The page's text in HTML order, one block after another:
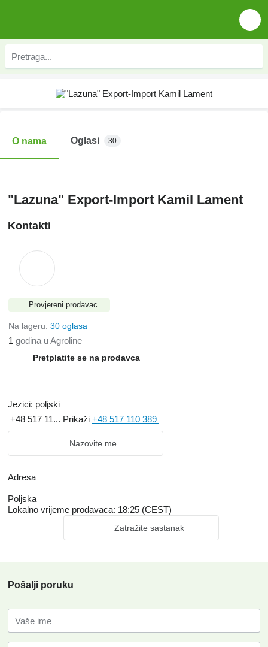
O nama Oglasi 30
"Lazuna" Export-Import Kamil Lament
Kontakti
Provjereni prodavac
Na lageru: 30 oglasa
1 godina u Agroline
Pretplatite se na prodavca
Jezici: poljski
+48 517 11... Prikaži +48 517 110 389
Nazovite me
Adresa
Poljska
Lokalno vrijeme prodavaca: 18:25 (CEST)
Zatražite sastanak
Pošalji poruku